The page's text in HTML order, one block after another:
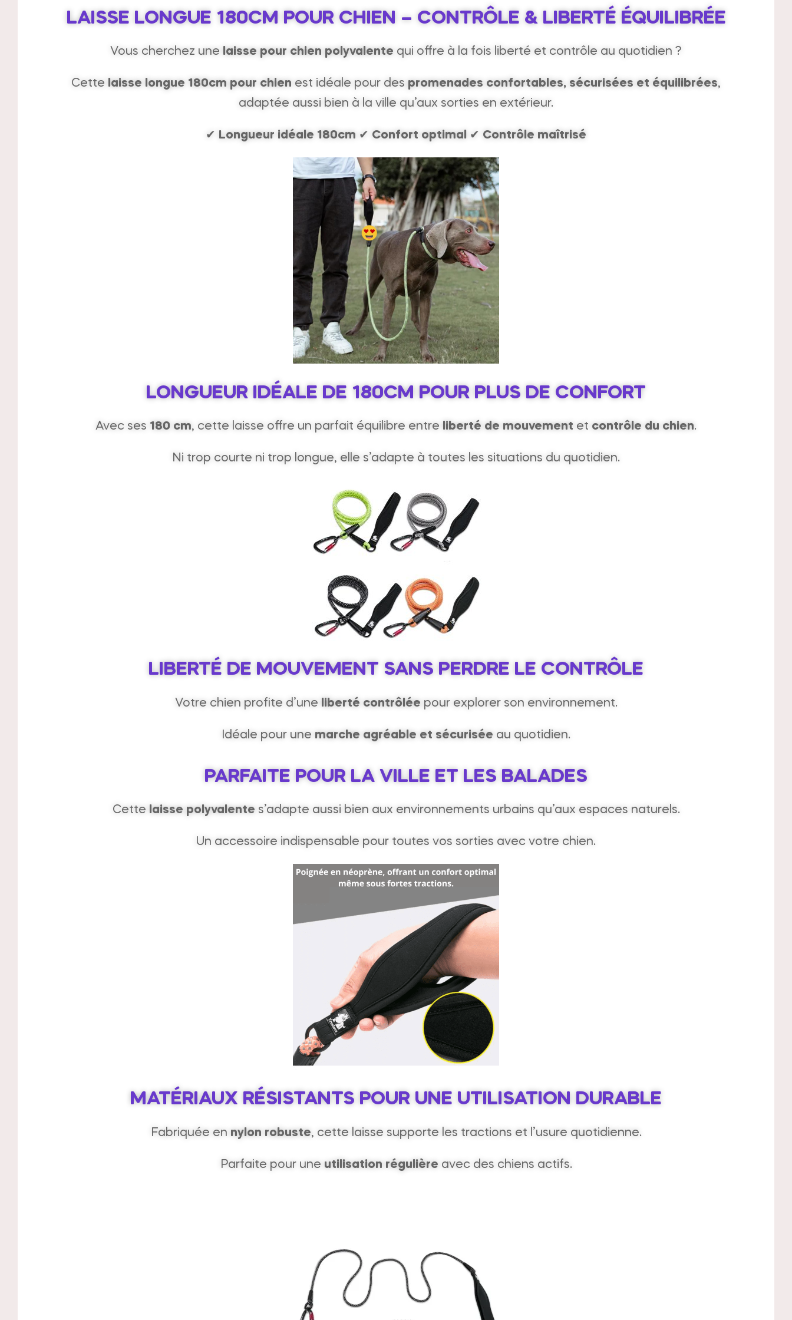
LAISSE LONGUE 180CM POUR CHIEN – CONTRÔLE & LIBERTÉ ÉQUILIBRÉE
Vous cherchez une laisse pour chien polyvalente qui offre à la fois liberté et contrôle au quotidien ?
Cette laisse longue 180cm pour chien est idéale pour des promenades confortables, sécurisées et équilibrées,
adaptée aussi bien à la ville qu’aux sorties en extérieur.
✔ Longueur idéale 180cm ✔ Confort optimal ✔ Contrôle maîtrisé
LONGUEUR IDÉALE DE 180CM POUR PLUS DE CONFORT
Avec ses 180 cm, cette laisse offre un parfait équilibre entre liberté de mouvement et contrôle du chien.
Ni trop courte ni trop longue, elle s’adapte à toutes les situations du quotidien.
LIBERTÉ DE MOUVEMENT SANS PERDRE LE CONTRÔLE
Votre chien profite d’une liberté contrôlée pour explorer son environnement.
Idéale pour une marche agréable et sécurisée au quotidien.
PARFAITE POUR LA VILLE ET LES BALADES
Cette laisse polyvalente s’adapte aussi bien aux environnements urbains qu’aux espaces naturels.
Un accessoire indispensable pour toutes vos sorties avec votre chien.
MATÉRIAUX RÉSISTANTS POUR UNE UTILISATION DURABLE
Fabriquée en nylon robuste, cette laisse supporte les tractions et l’usure quotidienne.
Parfaite pour une utilisation régulière avec des chiens actifs.